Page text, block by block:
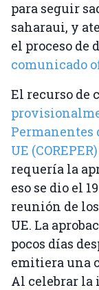
para seguir
saharaui, y
el proceso de
comunicado
El recurso de
Permanentes
UE
requería la
eso se dio el
reunión de
UE. La
pocos días
emitiera una
Al celebrar la